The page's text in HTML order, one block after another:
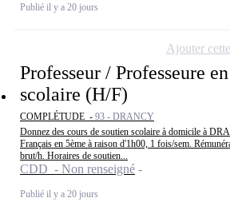
Publié il y a 20 jours
Professeur / Professeure
scolaire (H/F)
COMPLÉTUDE - 93 - DRANCY
Donnez des cours de soutien scolaire à domicile à
Français en 5ème à raison d'1h00, 1 fois/sem.
brut/h. Horaires de soutien...
CDD - Non renseigné
Publié il y a 20 jours
Ajouter